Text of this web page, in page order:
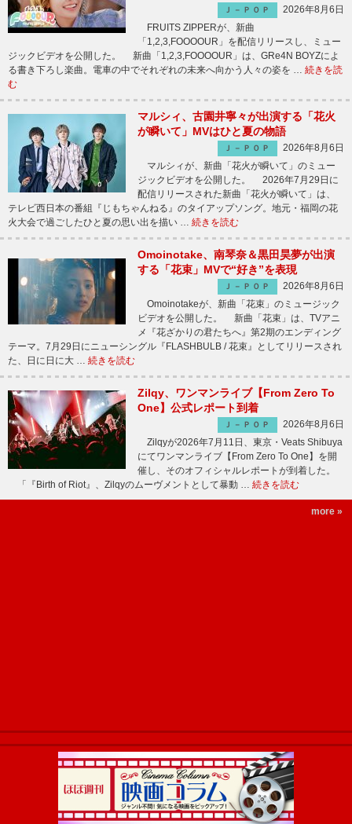
Ｊ－ＰＯＰ
2026年8月6日
FRUITS ZIPPERが、新曲
「1,2,3,FOOOOUR」を配信リリースし、ミュー
ジックビデオを公開した。 新曲「1,2,3,FOOOOUR」は、GRe4N BOYZによ
る書き下ろし楽曲。電車の中でそれぞれの未来へ向かう人々の姿を … 続きを読
む
マルシィ、古園井寧々が出演する「花火
が瞬いて」MVはひと夏の物語
Ｊ－ＰＯＰ
2026年8月6日
マルシィが、新曲「花火が瞬いて」のミュー
ジックビデオを公開した。 2026年7月29日に
配信リリースされた新曲「花火が瞬いて」は、
テレビ西日本の番組『じもちゃんねる』のタイアップソング。地元・福岡の花
火大会で過ごしたひと夏の思い出を描い … 続きを読む
Omoinotake、南琴奈＆黒田昊夢が出演
する「花束」MVで“好き”を表現
Ｊ－ＰＯＰ
2026年8月6日
Omoinotakeが、新曲「花束」のミュージック
ビデオを公開した。 新曲「花束」は、TVアニ
メ『花ざかりの君たちへ』第2期のエンディング
テーマ。7月29日にニューシングル『FLASHBULB / 花束』としてリリースされ
た、日に日に大 … 続きを読む
Zilqy、ワンマンライブ【From Zero To
One】公式レポート到着
Ｊ－ＰＯＰ
2026年8月6日
Zilqyが2026年7月11日、東京・Veats Shibuya
にてワンマンライブ【From Zero To One】を開
催し、そのオフィシャルレポートが到着した。
「『Birth of Riot』、Zilqyのムーヴメントとして暴動 … 続きを読む
more »